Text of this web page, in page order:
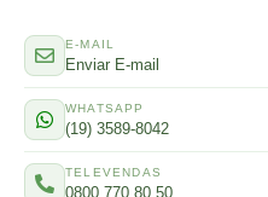
E-MAIL
Enviar E-mail
WHATSAPP
(19) 3589-8042
TELEVENDAS
0800 770 80 50